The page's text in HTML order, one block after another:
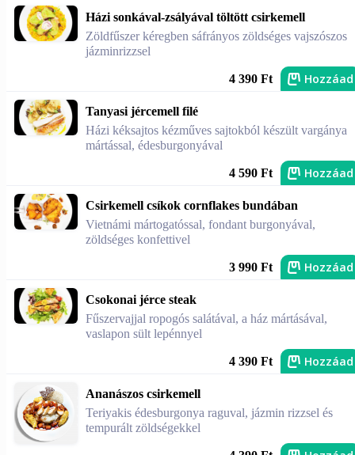
Házi sonkával-zsályával töltött csirkemell
Zöldfűszer kéregben sáfrányos zöldséges vajszószos
jázminrizzsel
4 390 Ft Hozzáad
Tanyasi jércemell filé
Házi kéksajtos kézműves sajtokból készült vargánya
mártással, édesburgonyával
4 590 Ft Hozzáad
Csirkemell csíkok cornflakes bundában
Vietnámi mártogatóssal, fondant burgonyával,
zöldséges konfettivel
3 990 Ft Hozzáad
Csokonai jérce steak
Fűszervajjal ropogós salátával, a ház mártásával,
vaslapon sült lepénnyel
4 390 Ft Hozzáad
Ananászos csirkemell
Teriyakis édesburgonya raguval, jázmin rizzsel és
tempurált zöldségekkel